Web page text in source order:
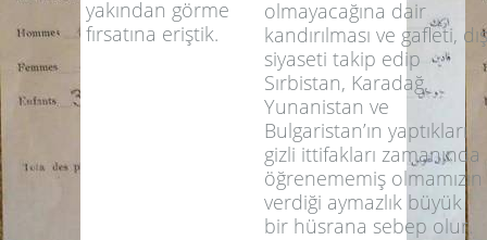
yakından görme
fırsatına eriştik.
olmayacağına dair
kandırılması ve gafleti, dış
siyaseti takip edip
Sırbistan, Karadağ,
Yunanistan ve
Bulgaristan’ın yaptıkları
gizli ittifakları zamanında
öğrenememiş olmamızın
verdiği aymazlık büyük
bir hüsrana sebep olur.